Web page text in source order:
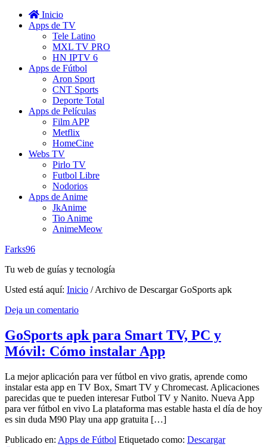
Inicio
Apps de TV
Tele Latino
MXL TV PRO
HN IPTV 6
Apps de Fútbol
Aron Sport
CNT Sports
Deporte Total
Apps de Películas
Film APP
Metflix
HomeCine
Webs TV
Pirlo TV
Futbol Libre
Nodorios
Apps de Anime
JkAnime
Tio Anime
AnimeMeow
Farks96
Tu web de guías y tecnología
Usted está aquí: Inicio /Archivo de Descargar GoSports apk
Deja un comentario
GoSports apk para Smart TV, PC y
Móvil: Cómo instalar App
La mejor aplicación para ver fútbol en vivo gratis, aprende como
instalar esta app en TV Box, Smart TV y Chromecast. Aplicaciones
parecidas que te pueden interesar Futbol TV y Nanito. Nueva App
para ver fútbol en vivo La plataforma mas estable hasta el día de hoy
es sin duda M90 Play una app gratuita […]
Publicado en: Apps de Fútbol Etiquetado como: Descargar